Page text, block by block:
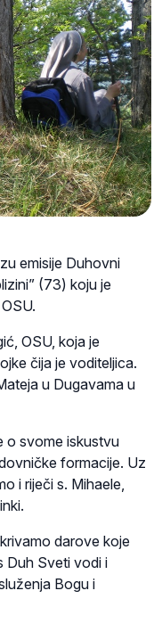
emisije Duhovni
(73) koju je
OSU, koja je
čija je voditeljica.
u Dugavama u
o svome iskustvu
formacije. Uz
i riječi s. Mihaele,
darove koje
Duh Sveti vodi i
Bogu i